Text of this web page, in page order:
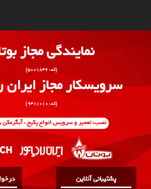
نمایندگی مجاز
(کد: ۵۰۰۱۸۳۶)
سرویسکار مجاز ایران
(کد: ۹۳۱۱۰۱۰)
نصب، تعمیر و سرویس انواع پکیج ، آبگرمکن
پشتیبانی آنلاین